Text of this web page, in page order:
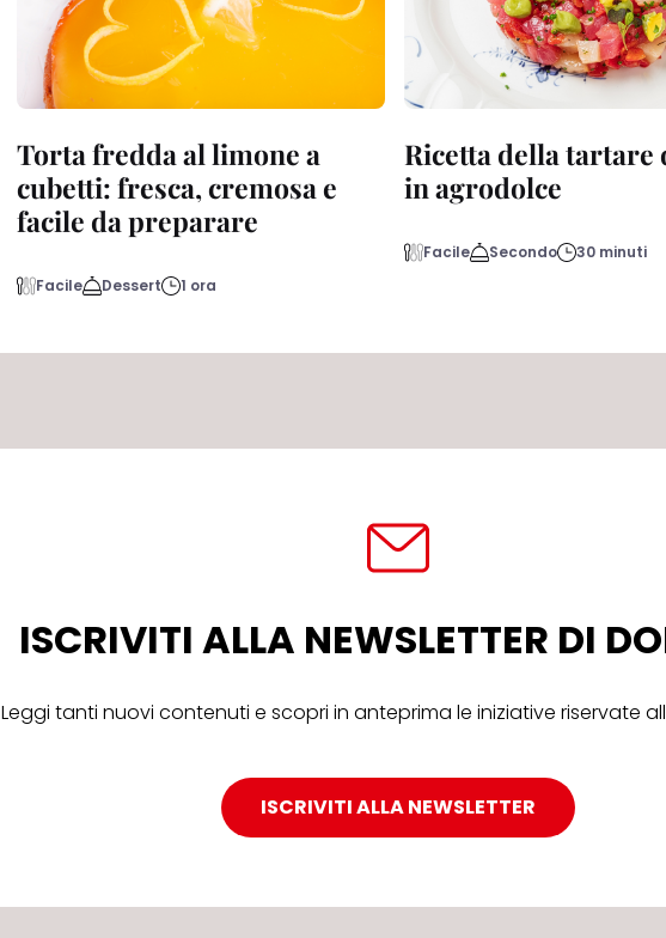
Torta fredda al limone a
cubetti: fresca, cremosa e
facile da preparare
Facile Dessert 1 ora
Ricetta della tartare
in agrodolce
Facile Secondo 30 minuti
ISCRIVITI ALLA NEWSLETTER DI
Leggi tanti nuovi contenuti e scopri in anteprima le iniziative riservate
ISCRIVITI ALLA NEWSLETTER